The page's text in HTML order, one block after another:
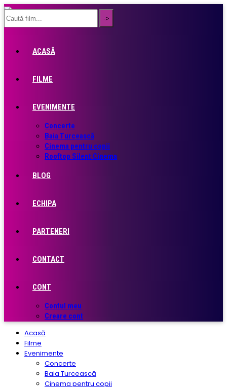
ACASĂ
FILME
EVENIMENTE
Concerte
Baia Turcească
Cinema pentru copii
Rooftop Silent Cinema
BLOG
ECHIPA
PARTENERI
CONTACT
CONT
Contul meu
Creare cont
Acasă
Filme
Evenimente
Concerte
Baia Turcească
Cinema pentru copii